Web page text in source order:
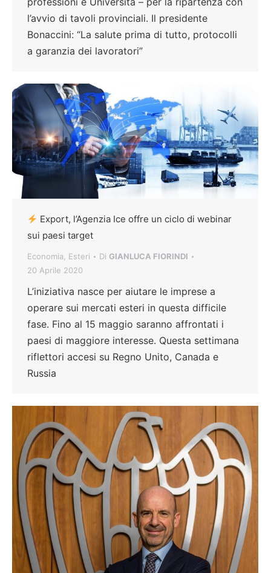
l’avvio di tavoli provinciali. Il presidente
Bonaccini: “La salute prima di tutto, protocolli
a garanzia dei lavoratori”
Export, l’Agenzia Ice offre un ciclo di webinar
sui paesi target
Economia, Esteri Di GIANLUCA FIORINDI
20 Aprile 2020
L’iniziativa nasce per aiutare le imprese a
operare sui mercati esteri in questa difficile
fase. Fino al 15 maggio saranno affrontati i
paesi di maggiore interesse. Questa settimana
riflettori accesi su Regno Unito, Canada e
Russia